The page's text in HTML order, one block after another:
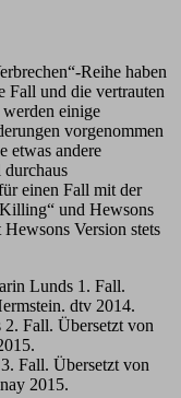
Reihe haben
Fall und die vertrauten
einige
vorgenommen
etwas andere
durchaus
einen Fall mit der
und Hewsons
Version stets
Lunds 1. Fall.
dtv 2014.
Fall. Übersetzt von
Fall. Übersetzt von
2015.